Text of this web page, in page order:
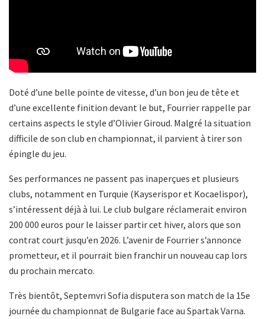
Doté d’une belle pointe de vitesse, d’un bon jeu de tête et
d’une excellente finition devant le but, Fourrier rappelle par
certains aspects le style d’Olivier Giroud. Malgré la situation
difficile de son club en championnat, il parvient à tirer son
épingle du jeu.
Ses performances ne passent pas inaperçues et plusieurs
clubs, notamment en Turquie (Kayserispor et Kocaelispor),
s’intéressent déjà à lui. Le club bulgare réclamerait environ
200 000 euros pour le laisser partir cet hiver, alors que son
contrat court jusqu’en 2026. L’avenir de Fourrier s’annonce
prometteur, et il pourrait bien franchir un nouveau cap lors
du prochain mercato.
Très bientôt, Septemvri Sofia disputera son match de la 15e
journée du championnat de Bulgarie face au Spartak Varna.